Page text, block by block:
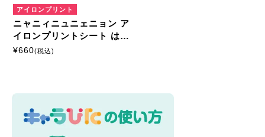
A5サイズ
ミニサイズ
はがきサイズ
アイロンプリント
ニャニィニュニェニョン ア
イロンプリントシート はが
きサイズ
¥660(税込)